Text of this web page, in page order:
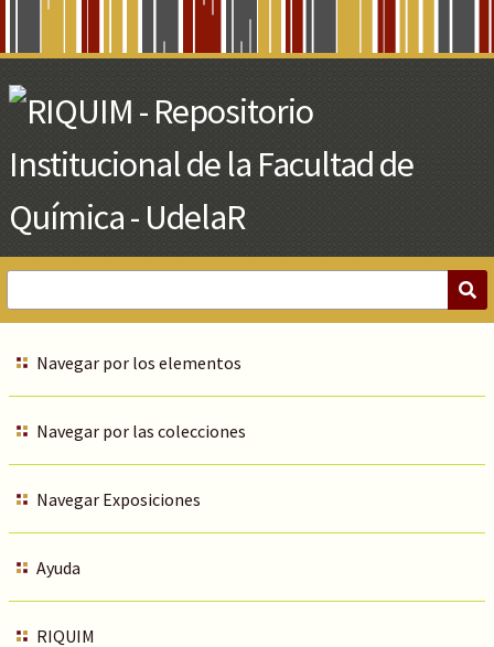
Main
Content
Navegar por los elementos
Navegar por las colecciones
Navegar Exposiciones
Ayuda
RIQUIM